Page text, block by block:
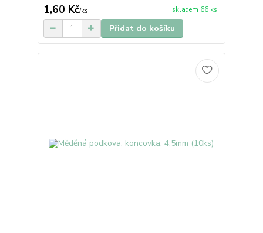
1,60 Kč/ks skladem 66 ks
Přidat do košíku